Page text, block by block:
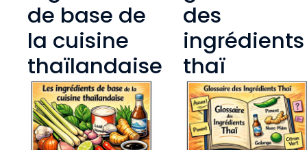
de base de
la cuisine
thaïlandaise
des
ingrédients
thaï